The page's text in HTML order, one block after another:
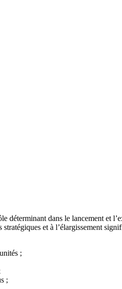
dans le lancement et
et à l’élargissement
;
;